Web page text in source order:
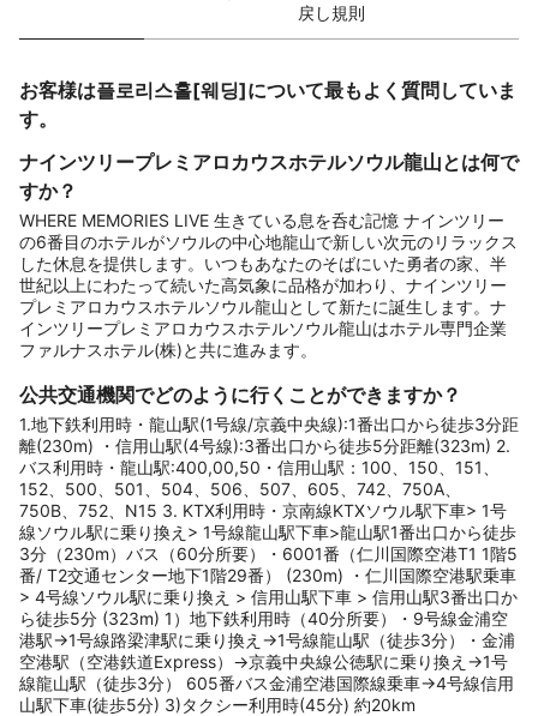
戻し規則
お客様は플로리스홀[웨딩]について最もよく質問していま
す。
ナインツリープレミアロカウスホテルソウル龍山とは何で
すか？
WHERE MEMORIES LIVE 生きている息を呑む記憶 ナインツリー
の6番目のホテルがソウルの中心地龍山で新しい次元のリラックス
した休息を提供します。いつもあなたのそばにいた勇者の家、半
世紀以上にわたって続いた高気象に品格が加わり、ナインツリー
プレミアロカウスホテルソウル龍山として新たに誕生します。ナ
インツリープレミアロカウスホテルソウル龍山はホテル専門企業
ファルナスホテル(株)と共に進みます。
公共交通機関でどのように行くことができますか？
1.地下鉄利用時・龍山駅(1号線/京義中央線):1番出口から徒歩3分距
離(230m) ・信用山駅(4号線):3番出口から徒歩5分距離(323m) 2.
バス利用時・龍山駅:400,00,50・信用山駅：100、150、151、
152、500、501、504、506、507、605、742、750A、
750B、752、N15 3. KTX利用時・京南線KTXソウル駅下車> 1号
線ソウル駅に乗り換え> 1号線龍山駅下車>龍山駅1番出口から徒歩
3分（230m）バス（60分所要）・6001番（仁川国際空港T1 1階5
番/ T2交通センター地下1階29番） (230m) ・仁川国際空港駅乗車
> 4号線ソウル駅に乗り換え > 信用山駅下車 > 信用山駅3番出口か
ら徒歩5分 (323m) 1）地下鉄利用時（40分所要）・9号線金浦空
港駅→1号線路梁津駅に乗り換え→1号線龍山駅（徒歩3分）・金浦
空港駅（空港鉄道Express）→京義中央線公徳駅に乗り換え→1号
線龍山駅（徒歩3分） 605番バス金浦空港国際線乗車→4号線信用
山駅下車(徒歩5分) 3)タクシー利用時(45分) 約20km